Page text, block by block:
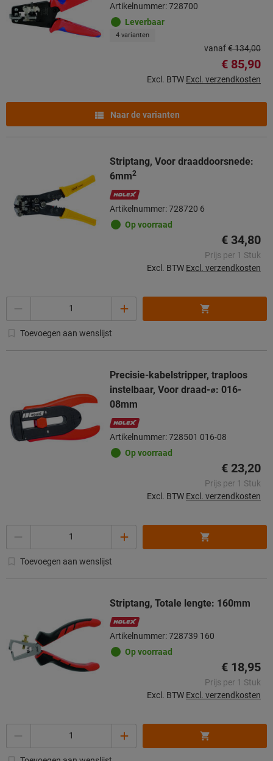
Artikelnummer: 728700
Leverbaar
4 varianten
vanaf€ 134,00
€ 85,90
Excl. BTW Excl. verzendkosten
Naar de varianten
Striptang, Voor draaddoorsnede:
6mm2
Artikelnummer: 728720 6
Op voorraad
€ 34,80
Prijs per 1 Stuk
Excl. BTW Excl. verzendkosten
Toevoegen aan wenslijst
Precisie-kabelstripper, traploos
instelbaar, Voor draad-⌀: 016-
08mm
Artikelnummer: 728501 016-08
Op voorraad
€ 23,20
Prijs per 1 Stuk
Excl. BTW Excl. verzendkosten
Toevoegen aan wenslijst
Striptang, Totale lengte: 160mm
Artikelnummer: 728739 160
Op voorraad
€ 18,95
Prijs per 1 Stuk
Excl. BTW Excl. verzendkosten